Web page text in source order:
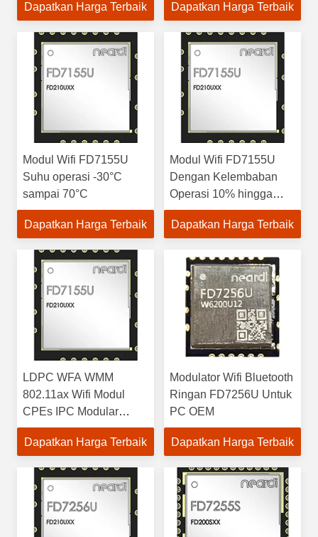
FD7255S
Dapatkan Harga Terbaik
Dapatkan Harga Terbaik
Modul Wifi FD7155U
Suhu operasi -30°C
sampai 70°C
Dapatkan Harga Terbaik
Modul Wifi FD7155U
Dengan Kelembaban
Operasi 10% hingga
90% untuk Komputer
Tertanam SBC
Dapatkan Harga Terbaik
LDPC WFA WMM
802.11ax Wifi Modul
CPEs IPC Modular
FD7155U
Dapatkan Harga Terbaik
Modulator Wifi Bluetooth
Ringan FD7256U Untuk
PC OEM
Dapatkan Harga Terbaik